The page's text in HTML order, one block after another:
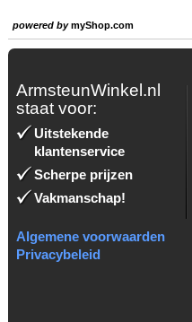
powered bymyShop.com
ArmsteunWinkel.nl
staat voor:
Uitstekende
klantenservice
Scherpe prijzen
Vakmanschap!
Algemene voorwaarden
Privacybeleid